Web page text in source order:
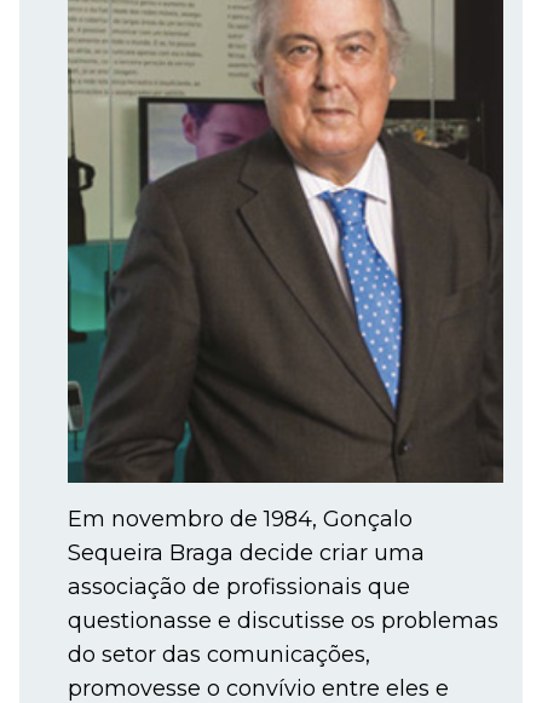
Em novembro de 1984, Gonçalo
Sequeira Braga decide criar uma
associação de profissionais que
questionasse e discutisse os problemas
do setor das comunicações,
promovesse o convívio entre eles e